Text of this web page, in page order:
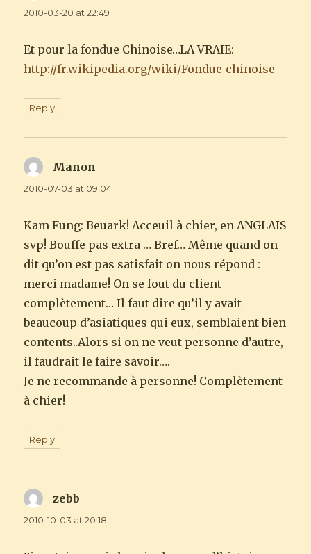
2010-03-20 at 22:49
Et pour la fondue Chinoise…LA VRAIE:
http://fr.wikipedia.org/wiki/Fondue_chinoise
Reply
Manon
2010-07-03 at 09:04
Kam Fung: Beuark! Acceuil à chier, en ANGLAIS
svp! Bouffe pas extra … Bref… Même quand on
dit qu’on est pas satisfait on nous répond :
merci madame! On se fout du client
complètement… Il faut dire qu’il y avait
beaucoup d’asiatiques qui eux, semblaient bien
contents..Alors si on ne veut personne d’autre,
il faudrait le faire savoir….
Je ne recommande à personne! Complètement
à chier!
Reply
zebb
2010-10-03 at 20:18